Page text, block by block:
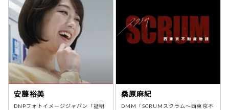
安藤裕美
DNPフォトイメージジャパン「証明
桑原麻紀
DMM「SCRUMスクラム～西東京不